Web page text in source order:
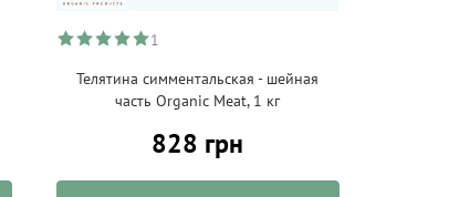
1
Телятина симментальская - шейная
часть Organic Meat, 1 кг
828 грн